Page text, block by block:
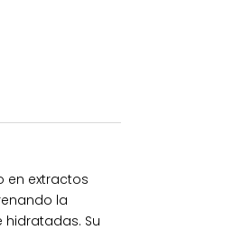
en extractos
la
Su